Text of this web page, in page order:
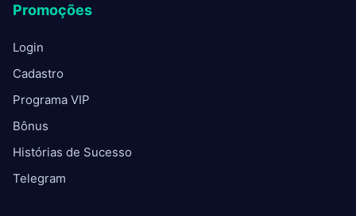
Promoções
Login
Cadastro
Programa VIP
Bônus
Histórias de Sucesso
Telegram